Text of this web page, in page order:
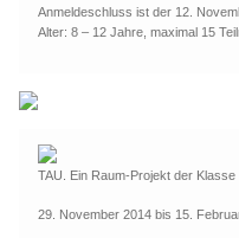
Anmeldeschluss ist der 12.
Alter: 8 – 12 Jahre, maximal 15
TAU. Ein Raum-Projekt der
29. November 2014 bis 15.